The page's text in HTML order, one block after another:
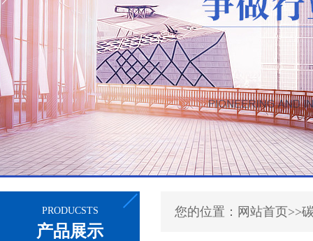
PRODUCSTS
产品展示
您的位置：网站首页>>